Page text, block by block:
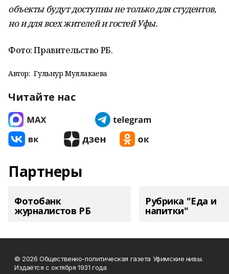
объекты будут доступны не только для студентов,
но и для всех жителей и гостей Уфы.
Фото: Правительство РБ.
Автор: Гульнур Муллакаева
Читайте нас
Партнеры
Фотобанк
журналистов РБ
Рубрика "Еда и
напитки"
© 2026 Общественно-политическая газета Уфимские нивы.
Издаётся с октября 1931 года